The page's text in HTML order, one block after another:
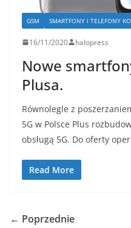
GSM SMARTFONY I TELEFONY
16/11/2020 halopress
Nowe
Plusa.
Równolegle z
5G w Polsce Plus
obsługą 5G. Do oferty
Read More
← Poprzednie